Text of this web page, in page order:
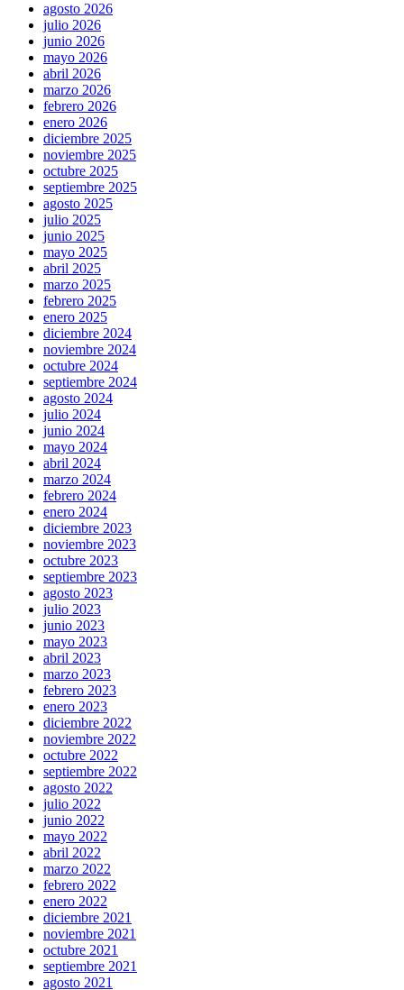
agosto 2026
julio 2026
junio 2026
mayo 2026
abril 2026
marzo 2026
febrero 2026
enero 2026
diciembre 2025
noviembre 2025
octubre 2025
septiembre 2025
agosto 2025
julio 2025
junio 2025
mayo 2025
abril 2025
marzo 2025
febrero 2025
enero 2025
diciembre 2024
noviembre 2024
octubre 2024
septiembre 2024
agosto 2024
julio 2024
junio 2024
mayo 2024
abril 2024
marzo 2024
febrero 2024
enero 2024
diciembre 2023
noviembre 2023
octubre 2023
septiembre 2023
agosto 2023
julio 2023
junio 2023
mayo 2023
abril 2023
marzo 2023
febrero 2023
enero 2023
diciembre 2022
noviembre 2022
octubre 2022
septiembre 2022
agosto 2022
julio 2022
junio 2022
mayo 2022
abril 2022
marzo 2022
febrero 2022
enero 2022
diciembre 2021
noviembre 2021
octubre 2021
septiembre 2021
agosto 2021